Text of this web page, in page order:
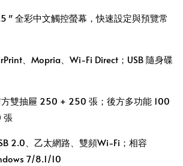
全彩中文觸控螢幕，快速設定與預覽常
、Mopria、Wi‑Fi Direct；USB 隨身碟
方雙抽屜 250 + 250 張；後方多功能 100
張
2.0、乙太網路、雙頻Wi‑Fi；相容
7/8.1/10